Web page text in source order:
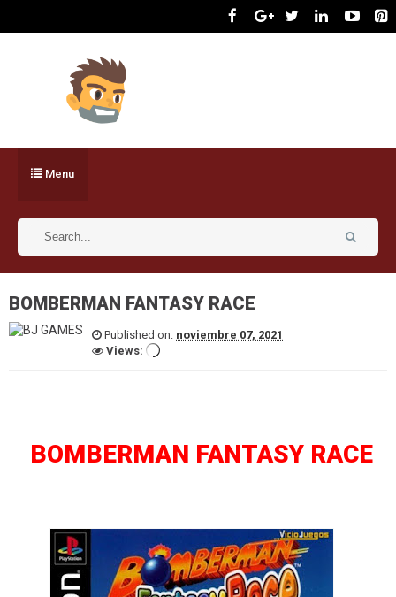
Menu
BOMBERMAN FANTASY RACE
Published on: noviembre 07, 2021
Views:
BOMBERMAN FANTASY RACE